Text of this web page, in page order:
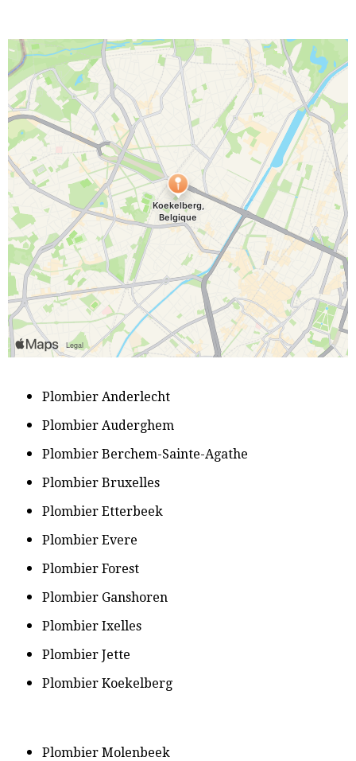
Plombier Anderlecht
​Plombier Auderghem
Plombier Berchem-Sainte-Agathe
​Plombier Bruxelles
​Plombier Etterbeek
​Plombier Evere
​Plombier Forest
​Plombier Ganshoren
​Plombier Ixelles
​Plombier Jette
​Plombier Koekelberg
​Plombier Molenbeek